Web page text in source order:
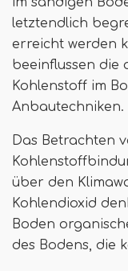
letztendlich
erreicht werden
beeinflussen die
Kohlenstoff im
Anbautechniken.
Das Betrachten
über den
Kohlendioxid
Boden
des Bodens, die